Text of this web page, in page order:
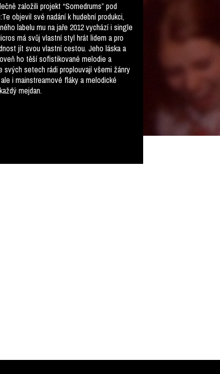
založili projekt “Somedrums” pod
objevil své nadání k hudební produkci,
labelu mu na jaře 2012 vychází i single
má svůj vlastní styl hrát lidem a pro
jít svou vlastní cestou. Jeho láska a
ho těší sofistikované melodie a
setech rádi proplouvají všemi žánry
i mainstreamové fláky a melodické
mejdan.